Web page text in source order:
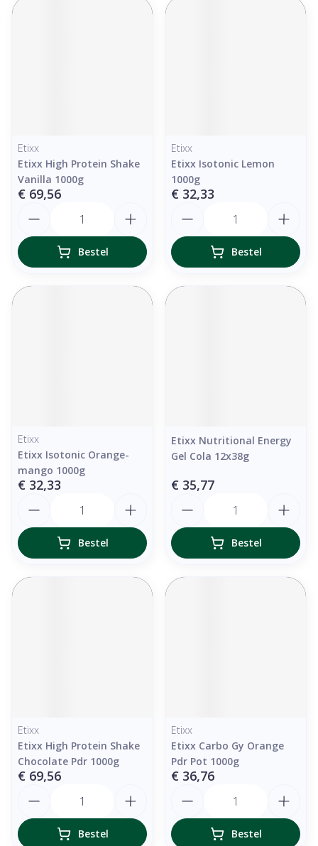
Etixx
Etixx High Protein Shake
Vanilla 1000g
€ 69,56
Bestel
Etixx
Etixx Isotonic Lemon
1000g
€ 32,33
Bestel
Etixx
Etixx Isotonic Orange-
mango 1000g
€ 32,33
Bestel
Etixx Nutritional Energy
Gel Cola 12x38g
€ 35,77
Bestel
Etixx
Etixx High Protein Shake
Chocolate Pdr 1000g
€ 69,56
Bestel
Etixx
Etixx Carbo Gy Orange
Pdr Pot 1000g
€ 36,76
Bestel